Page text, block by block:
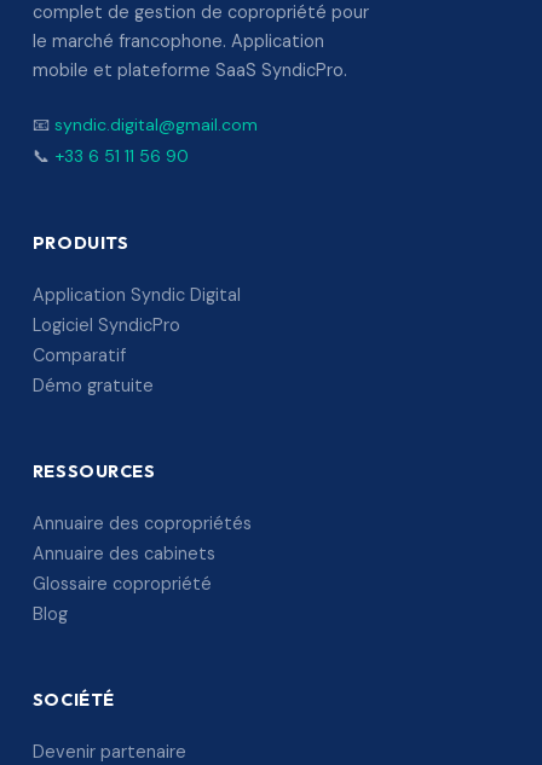
complet de gestion de copropriété pour
le marché francophone. Application
mobile et plateforme SaaS SyndicPro.
📧 syndic.digital@gmail.com
📞 +33 6 51 11 56 90
PRODUITS
Application Syndic Digital
Logiciel SyndicPro
Comparatif
Démo gratuite
RESSOURCES
Annuaire des copropriétés
Annuaire des cabinets
Glossaire copropriété
Blog
SOCIÉTÉ
Devenir partenaire